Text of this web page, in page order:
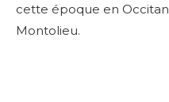
cette époque en
Montolieu.